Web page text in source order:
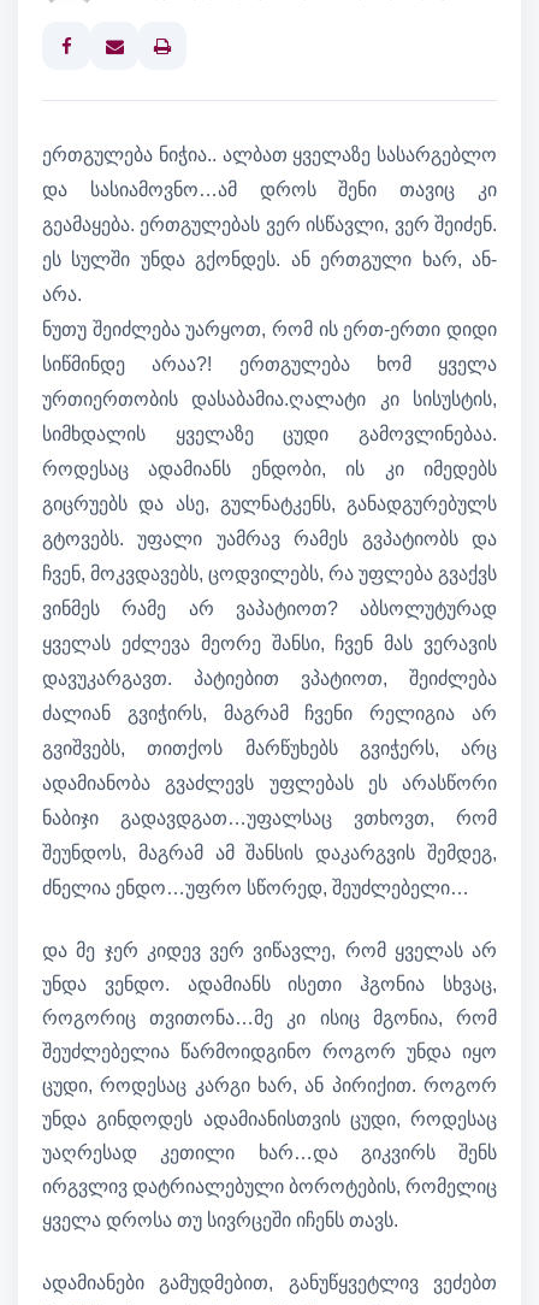
Print
ერთგულება ნიჭია.. ალბათ ყველაზე სასარგებლო
და სასიამოვნო…ამ დროს შენი თავიც კი
გეამაყება. ერთგულებას ვერ ისწავლი, ვერ შეიძენ.
ეს სულში უნდა გქონდეს. ან ერთგული ხარ, ან-
არა.
ნუთუ შეიძლება უარყოთ, რომ ის ერთ-ერთი დიდი
სიწმინდე არაა?! ერთგულება ხომ ყველა
ურთიერთობის დასაბამია.ღალატი კი სისუსტის,
სიმხდალის ყველაზე ცუდი გამოვლინებაა.
როდესაც ადამიანს ენდობი, ის კი იმედებს
გიცრუებს და ასე, გულნატკენს, განადგურებულს
გტოვებს. უფალი უამრავ რამეს გვპატიობს და
ჩვენ, მოკვდავებს, ცოდვილებს, რა უფლება გვაქვს
ვინმეს რამე არ ვაპატიოთ? აბსოლუტურად
ყველას ეძლევა მეორე შანსი, ჩვენ მას ვერავის
დავუკარგავთ. პატიებით ვპატიოთ, შეიძლება
ძალიან გვიჭირს, მაგრამ ჩვენი რელიგია არ
გვიშვებს, თითქოს მარწუხებს გვიჭერს, არც
ადამიანობა გვაძლევს უფლებას ეს არასწორი
ნაბიჯი გადავდგათ…უფალსაც ვთხოვთ, რომ
შეუნდოს, მაგრამ ამ შანსის დაკარგვის შემდეგ,
ძნელია ენდო…უფრო სწორედ, შეუძლებელი…
და მე ჯერ კიდევ ვერ ვიწავლე, რომ ყველას არ
უნდა ვენდო. ადამიანს ისეთი ჰგონია სხვაც,
როგორიც თვითონა…მე კი ისიც მგონია, რომ
შეუძლებელია წარმოიდგინო როგორ უნდა იყო
ცუდი, როდესაც კარგი ხარ, ან პირიქით. როგორ
უნდა გინდოდეს ადამიანისთვის ცუდი, როდესაც
უაღრესად კეთილი ხარ…და გიკვირს შენს
ირგვლივ დატრიალებული ბოროტების, რომელიც
ყველა დროსა თუ სივრცეში იჩენს თავს.
ადამიანები გამუდმებით, განუწყვეტლივ ვეძებთ